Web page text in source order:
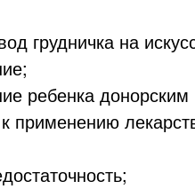
грудничка на
ребенка
к применению